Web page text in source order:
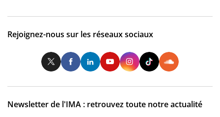
Rejoignez-nous sur les réseaux sociaux
TwitterFacebookLinkedInYoutubeInstagram
Newsletter de l'IMA : retrouvez toute notre actualité